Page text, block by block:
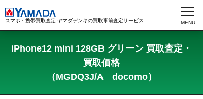
スマホ・携帯買取査定 ヤマダデンキの買取事前査定サービス
iPhone12 mini 128GB グリーン 買取査定・
買取価格
（MGDQ3J/A docomo）